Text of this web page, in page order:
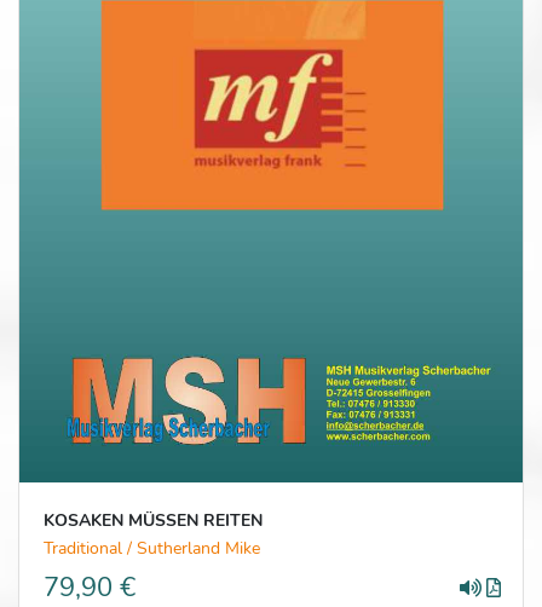
KOSAKEN MÜSSEN REITEN
Traditional / Sutherland Mike
79,90 €